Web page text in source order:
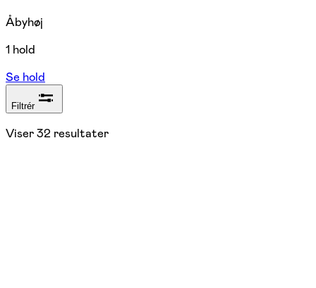
Åbyhøj
1 hold
Se hold
Filtrér
Viser32 resultater